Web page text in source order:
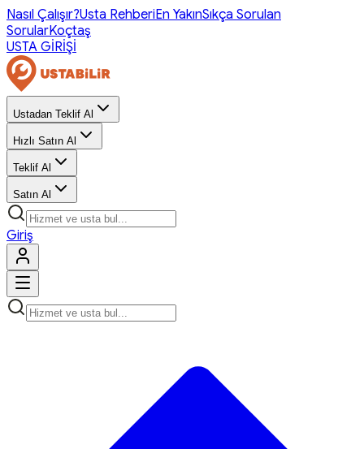
Nasıl Çalışır?Usta RehberiEn YakınSıkça Sorulan
SorularKoçtaş
USTA GİRİŞİ
Ustadan Teklif Al
Hızlı Satın Al
Teklif Al
Satın Al
Giriş